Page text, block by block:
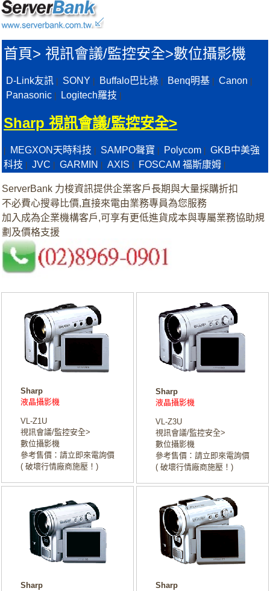
首頁> 視訊會議/監控安全>數位攝影機
D-Link友訊 SONY Buffalo巴比祿 Benq明基 Canon
Panasonic Logitech羅技
Sharp 視訊會議/監控安全>
MEGXON天時科技 SAMPO聲寶 Polycom
GKB中美強
科技
JVC GARMIN AXIS FOSCAM 福斯康姆
ServerBank 力梭資訊提供企業客戶長期與大量採購折扣
不必費心搜尋比價,直接來電由業務專員為您服務
加入成為企業機構客戶,可享有更低進貨成本與專屬業務協助規
劃及價格支援
Sharp
液晶攝影機
VL-Z1U
視訊會議/監控安全>
數位攝影機
參考售價：請立即來電詢價
( 破壞行情廠商施壓！)
Sharp
液晶攝影機
VL-Z3U
視訊會議/監控安全>
數位攝影機
參考售價：請立即來電詢價
( 破壞行情廠商施壓！)
Sharp
Sharp